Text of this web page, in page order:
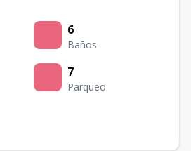
6
Baños
7
Parqueo